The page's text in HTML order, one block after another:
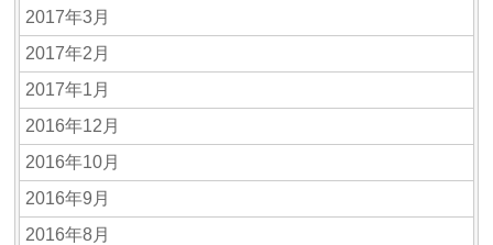
2017年3月
2017年2月
2017年1月
2016年12月
2016年10月
2016年9月
2016年8月